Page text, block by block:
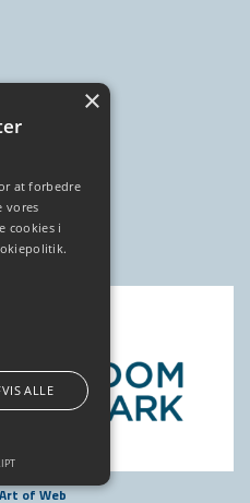
of Web
at forbedre
vores
cookies i
ALLE
×